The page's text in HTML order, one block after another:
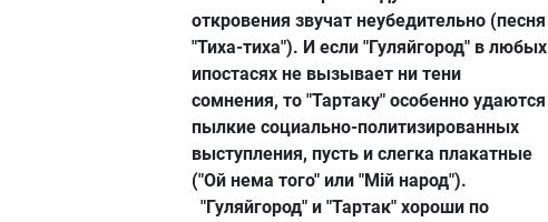
откровения звучат неубедительно (песня
"Тиха-тиха"). И если "Гуляйгород" в любых
ипостасях не вызывает ни тени
сомнения, то "Тартаку" особенно удаются
пылкие социально-политизированных
выступления, пусть и слегка плакатные
("Ой нема того" или "Мій народ").
"Гуляйгород" и "Тартак" хороши по